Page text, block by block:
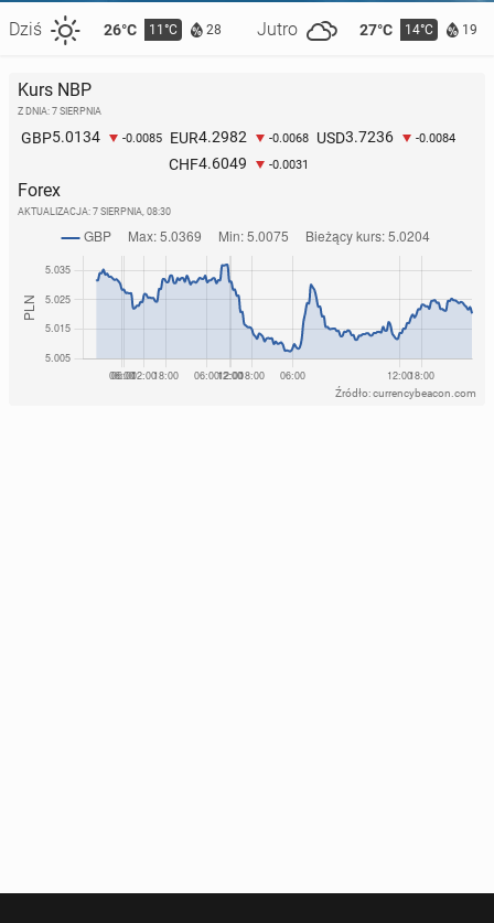
Dziś 26°C 11°C 28 Jutro 27°C 14°C 19
Kurs NBP
Z DNIA: 7 SIERPNIA
GBP5.0134 -0.0085 EUR4.2982 -0.0068 USD3.7236 -0.0084
CHF4.6049 -0.0031
Forex
AKTUALIZACJA: 7 SIERPNIA, 08:30
Źródło: currencybeacon.com